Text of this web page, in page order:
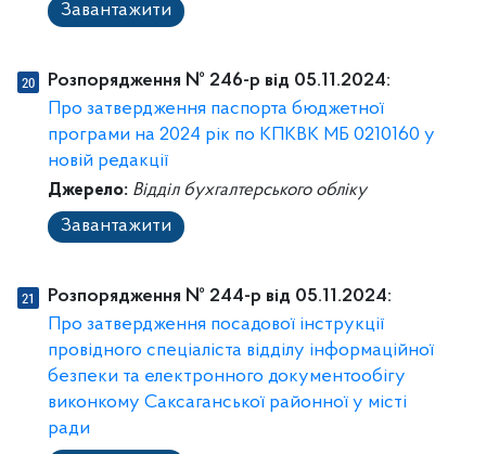
Завантажити
Розпорядження № 246-p від 05.11.2024:
Про затвердження паспорта бюджетної
програми на 2024 рік по КПКВК МБ 0210160 у
новій редакції
Джерело: Відділ бухгалтерського обліку
Завантажити
Розпорядження № 244-p від 05.11.2024:
Про затвердження посадової інструкції
провідного спеціаліста відділу інформаційної
безпеки та електронного документообігу
виконкому Саксаганської районної у місті
ради